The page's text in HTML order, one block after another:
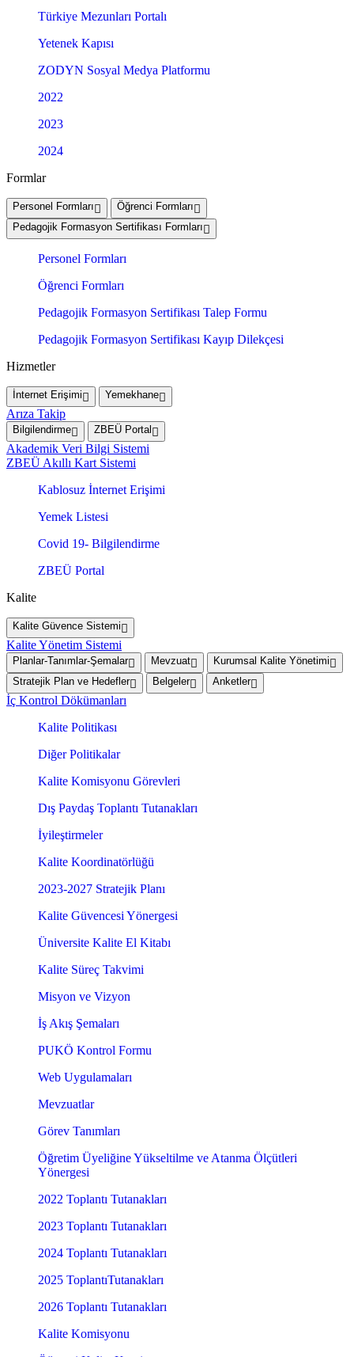
Türkiye Mezunları Portalı
Yetenek Kapısı
ZODYN Sosyal Medya Platformu
2022
2023
2024
Formlar
Personel Formları
Öğrenci Formları
Pedagojik Formasyon Sertifikası Formları
Personel Formları
Öğrenci Formları
Pedagojik Formasyon Sertifikası Talep Formu
Pedagojik Formasyon Sertifikası Kayıp Dilekçesi
Hizmetler
İnternet Erişimi Yemekhane
Arıza Takip
Bilgilendirme ZBEÜ Portal
Akademik Veri Bilgi Sistemi
ZBEÜ Akıllı Kart Sistemi
Kablosuz İnternet Erişimi
Yemek Listesi
Covid 19- Bilgilendirme
ZBEÜ Portal
Kalite
Kalite Güvence Sistemi
Kalite Yönetim Sistemi
Planlar-Tanımlar-Şemalar Mevzuat
Kurumsal Kalite Yönetimi
Stratejik Plan ve Hedefler
Belgeler Anketler
İç Kontrol Dökümanları
Kalite Politikası
Diğer Politikalar
Kalite Komisyonu Görevleri
Dış Paydaş Toplantı Tutanakları
İyileştirmeler
Kalite Koordinatörlüğü
2023-2027 Stratejik Planı
Kalite Güvencesi Yönergesi
Üniversite Kalite El Kitabı
Kalite Süreç Takvimi
Misyon ve Vizyon
İş Akış Şemaları
PUKÖ Kontrol Formu
Web Uygulamaları
Mevzuatlar
Görev Tanımları
Öğretim Üyeliğine Yükseltilme ve Atanma Ölçütleri
Yönergesi
2022 Toplantı Tutanakları
2023 Toplantı Tutanakları
2024 Toplantı Tutanakları
2025 ToplantıTutanakları
2026 Toplantı Tutanakları
Kalite Komisyonu